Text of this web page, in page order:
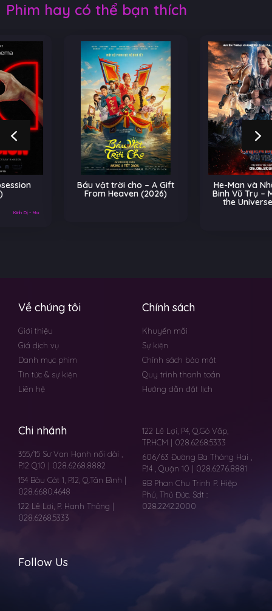
Phim hay có thể bạn thích
Báu vật trời cho – A Gift
From Heaven (2026)
He-Man và Những Chiến
Binh Vũ Trụ – Masters of
the Universe (2026)
Về chúng tôi
Giới thiệu
Giá dịch vụ
Danh mục phim
Tin tức & sự kiện
Liên hệ
Chính sách
Khuyến mãi
Sự kiện
Chính sách bảo mật
Quy trình thanh toán
Hướng dẫn đặt lịch
Chi nhánh
355/15 Sư Vạn Hạnh nối dài ,
P.12 Q10 | 028.6268.8882
154 Bàu Cát 1, P.12, Q.Tân Bình |
028.6680.4648
122 Lê Lơi, P. Hạnh Thông |
028.6268.5333
122 Lê Lợi, P4, Q.Gò Vấp,
TP.HCM | 028.6268.5333
606/63 Đường Ba Tháng Hai ,
P.14 , Quận 10 | 028.6276.8881
8B Phan Chu Trinh P. Hiệp
Phú, Thủ Đức. Sdt :
028.2242.2000
Follow Us